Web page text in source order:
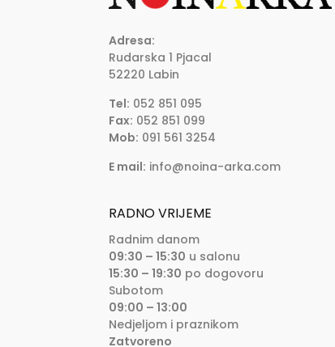
Adresa:
Rudarska 1 Pjacal
52220 Labin
Tel: 052 851 095
Fax: 052 851 099
Mob: 091 561 3254
E mail: info@noina-arka.com
RADNO VRIJEME
Radnim danom
09:30 – 15:30 u salonu
15:30 – 19:30 po dogovoru
Subotom
09:00 – 13:00
Nedjeljom i praznikom
Zatvoreno